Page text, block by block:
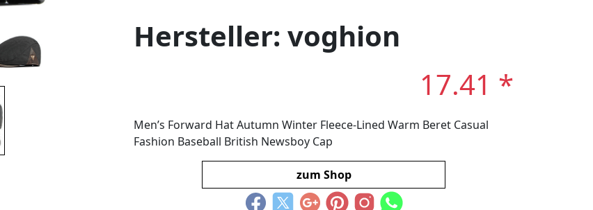
Hersteller: voghion
17.41 *
Men’s Forward Hat Autumn Winter Fleece-Lined Warm Beret Casual
Fashion Baseball British Newsboy Cap
zum Shop